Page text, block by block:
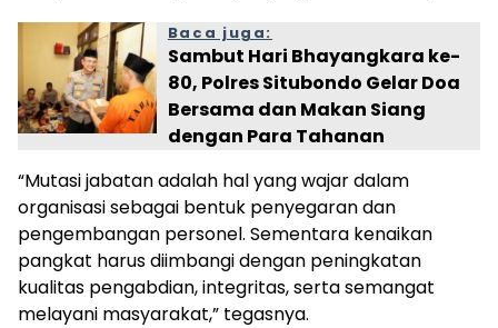
Baca juga:
Sambut Hari Bhayangkara ke-
80, Polres Situbondo Gelar Doa
Bersama dan Makan Siang
dengan Para Tahanan
“Mutasi jabatan adalah hal yang wajar dalam
organisasi sebagai bentuk penyegaran dan
pengembangan personel. Sementara kenaikan
pangkat harus diimbangi dengan peningkatan
kualitas pengabdian, integritas, serta semangat
melayani masyarakat,” tegasnya.